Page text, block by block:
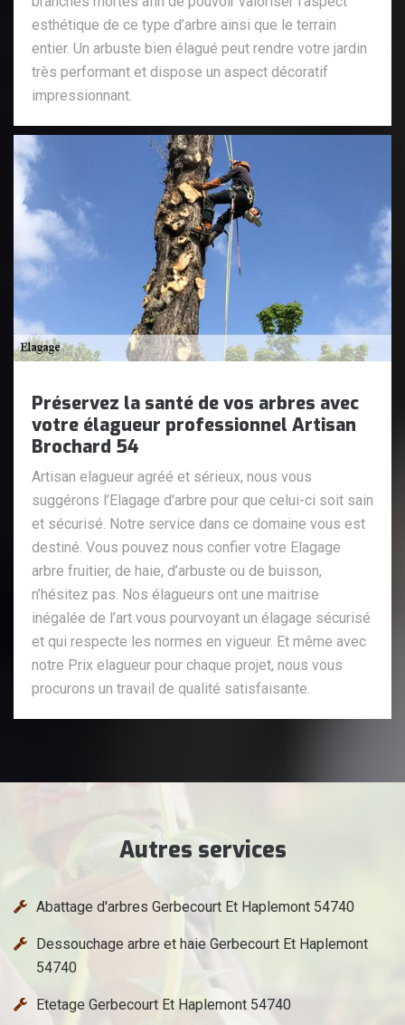
esthétique de ce type d’arbre ainsi que le terrain
entier. Un arbuste bien élagué peut rendre votre jardin
très performant et dispose un aspect décoratif
impressionnant.
Préservez la santé de vos arbres avec
votre élagueur professionnel Artisan
Brochard 54
Artisan elagueur agréé et sérieux, nous vous
suggérons l’Elagage d'arbre pour que celui-ci soit sain
et sécurisé. Notre service dans ce domaine vous est
destiné. Vous pouvez nous confier votre Elagage
arbre fruitier, de haie, d’arbuste ou de buisson,
n’hésitez pas. Nos élagueurs ont une maitrise
inégalée de l’art vous pourvoyant un élagage sécurisé
et qui respecte les normes en vigueur. Et même avec
notre Prix elagueur pour chaque projet, nous vous
procurons un travail de qualité satisfaisante.
Autres services
Abattage d'arbres Gerbecourt Et Haplemont 54740
Dessouchage arbre et haie Gerbecourt Et Haplemont
54740
Etetage Gerbecourt Et Haplemont 54740